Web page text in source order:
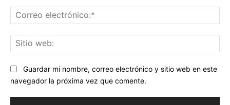
Guardar mi nombre, correo electrónico y sitio web en este
navegador la próxima vez que comente.